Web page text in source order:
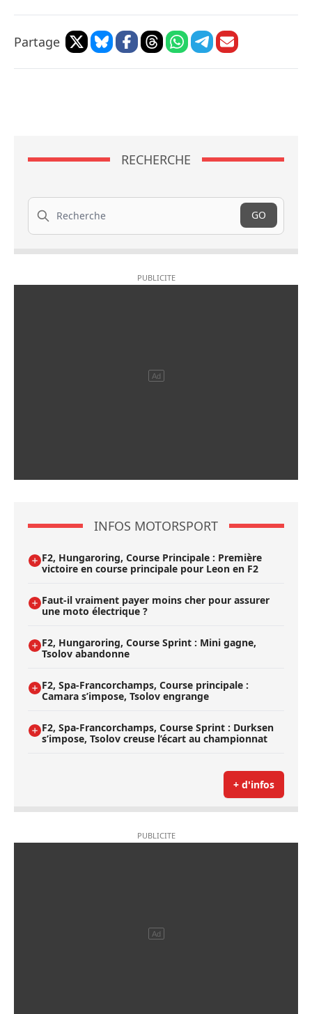
Partage
RECHERCHE
Recherche
GO
INFOS MOTORSPORT
F2, Hungaroring, Course Principale : Première
victoire en course principale pour Leon en F2
Faut-il vraiment payer moins cher pour assurer
une moto électrique ?
F2, Hungaroring, Course Sprint : Mini gagne,
Tsolov abandonne
F2, Spa-Francorchamps, Course principale :
Camara s’impose, Tsolov engrange
F2, Spa-Francorchamps, Course Sprint : Durksen
s’impose, Tsolov creuse l’écart au championnat
+ d'infos